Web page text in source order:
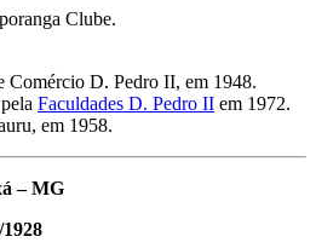
Clube.
Comércio D. Pedro II, em 1948.
Faculdades D. Pedro II em 1972.
em 1958.
– MG